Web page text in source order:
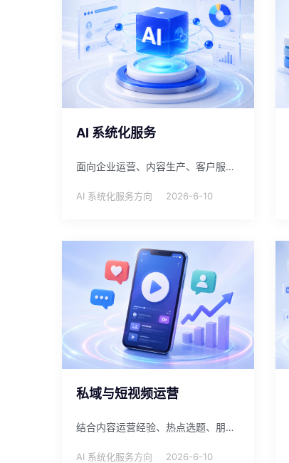
AI 系统化服务
面向企业运营、内容生产、客户服务和内部管理，提供 AI 系统规划、工具配置、流程梳理和落地陪跑服务。
AI 系统化服务方向 2026-6-10
私域与短视频运营
结合内容运营经验、热点选题、朋友圈助手和 AI 工具，支持品牌账号、达人账号和私域内容持续运营。
AI 系统化服务方向 2026-6-10